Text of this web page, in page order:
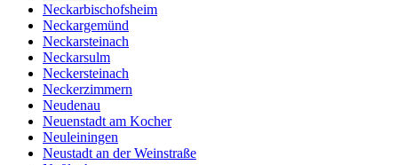
Neckarbischofsheim
Neckargemünd
Neckarsteinach
Neckarsulm
Neckersteinach
Neckerzimmern
Neudenau
Neuenstadt am Kocher
Neuleiningen
Neustadt an der Weinstraße